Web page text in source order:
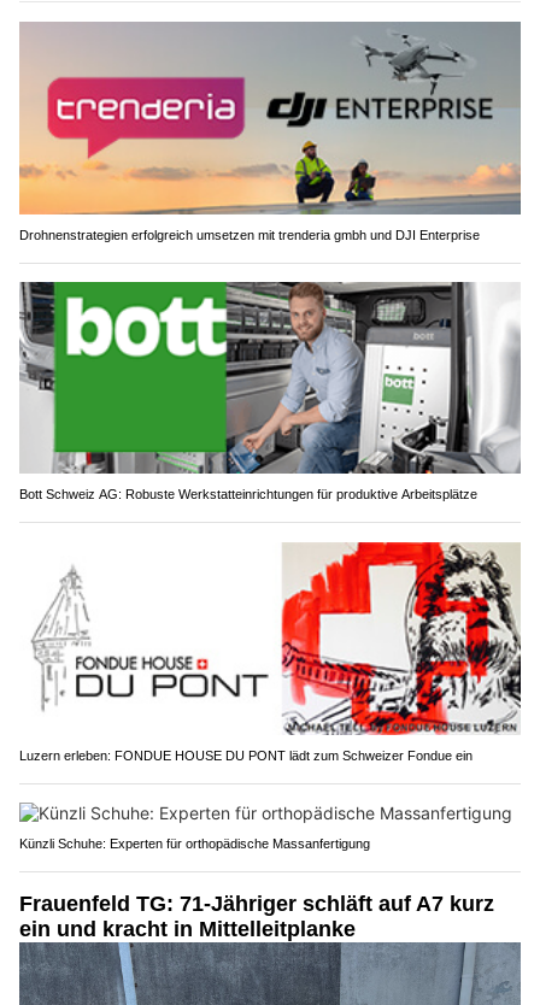
Drohnenstrategien erfolgreich umsetzen mit trenderia gmbh und DJI Enterprise
Bott Schweiz AG: Robuste Werkstatteinrichtungen für produktive Arbeitsplätze
Luzern erleben: FONDUE HOUSE DU PONT lädt zum Schweizer Fondue ein
Künzli Schuhe: Experten für orthopädische Massanfertigung
Frauenfeld TG: 71-Jähriger schläft auf A7 kurz
ein und kracht in Mittelleitplanke